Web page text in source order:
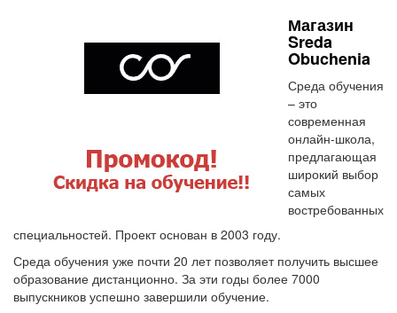
Магазин
Sreda
Obuchenia
Среда обучения
– это
современная
онлайн-школа,
предлагающая
широкий выбор
самых
востребованных
специальностей. Проект основан в 2003 году.
Среда обучения уже почти 20 лет позволяет получить высшее
образование дистанционно. За эти годы более 7000
выпускников успешно завершили обучение.